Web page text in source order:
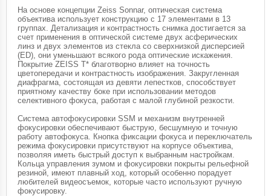
На основе концепции Zeiss Sonnar, оптическая система
объектива использует конструкцию с 17 элементами в 13
группах. Детализация и контрастность снимка достигается за
счет применения в оптической системе двух асферических
линз и двух элементов из стекла со сверхнизкой дисперсией
(ED), они уменьшают всякого рода оптические искажения.
Покрытие ZEISS T* благотворно влияет на точность
цветопередачи и контрастность изображения. Закругленная
диафрагма, состоящая из девяти лепестков, способствует
приятному качеству боке при использовании методов
селективного фокуса, работая с малой глубиной резкости.
Система автофокусировки SSM и механизм внутренней
фокусировки обеспечивают быструю, бесшумную и точную
работу автофокуса. Кнопка фиксации фокуса и переключатель
режима фокусировки присутствуют на корпусе объектива,
позволяя иметь быстрый доступ к выбранным настройкам.
Кольца управления зумом и фокусировки покрыты рельефной
резиной, имеют плавный ход, который особенно порадует
любителей видеосъемок, которые часто используют ручную
фокусировку.